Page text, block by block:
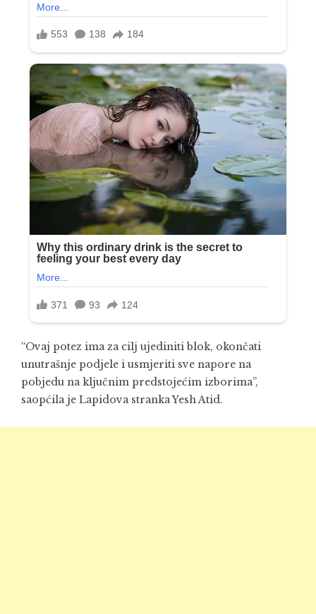
“Ovaj potez ima za cilj ujediniti blok, okončati
unutrašnje podjele i usmjeriti sve napore na
pobjedu na ključnim predstojećim izborima”,
saopćila je Lapidova stranka Yesh Atid.